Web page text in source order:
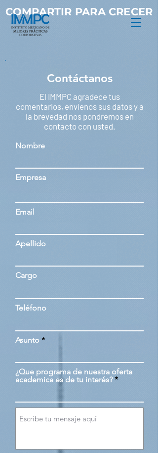
COMPARTIR PARA CRECER
Contáctanos
El IMMPC agradece tus
comentarios, envíenos sus datos y a
la brevedad nos pondremos en
contacto con usted.
Nombre
Empresa
Email
Apellido
Cargo
Teléfono
Asunto
¿Que programa de nuestra oferta
academica es de tu interés?